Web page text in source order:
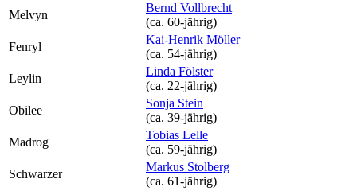
Melvyn
Bernd Vollbrecht
(ca. 60‑jährig)
Fenryl
Kai-Henrik Möller
(ca. 54‑jährig)
Leylin
Linda Fölster
(ca. 22‑jährig)
Obilee
Sonja Stein
(ca. 39‑jährig)
Madrog
Tobias Lelle
(ca. 59‑jährig)
Schwarzer
Markus Stolberg
(ca. 61‑jährig)